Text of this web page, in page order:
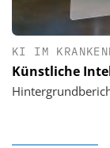
KI IM
Künstliche